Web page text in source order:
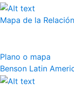
Mapa de la
Plano o mapa
Benson Latin